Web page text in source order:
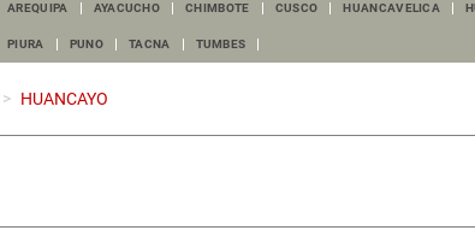
AREQUIPA AYACUCHO CHIMBOTE CUSCO HUANCAVELICA
PIURA PUNO TACNA TUMBES
> HUANCAYO